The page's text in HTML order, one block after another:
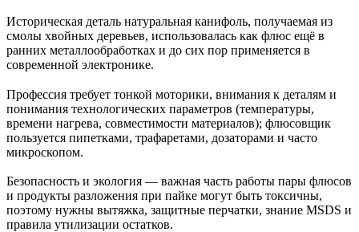
Историческая деталь натуральная канифоль, получаемая из
смолы хвойных деревьев, использовалась как флюс ещё в
ранних металлообработках и до сих пор применяется в
современной электронике.
Профессия требует тонкой моторики, внимания к деталям и
понимания технологических параметров (температуры,
времени нагрева, совместимости материалов); флюсовщик
пользуется пипетками, трафаретами, дозаторами и часто
микроскопом.
Безопасность и экология — важная часть работы пары флюсов
и продукты разложения при пайке могут быть токсичны,
поэтому нужны вытяжка, защитные перчатки, знание MSDS и
правила утилизации остатков.